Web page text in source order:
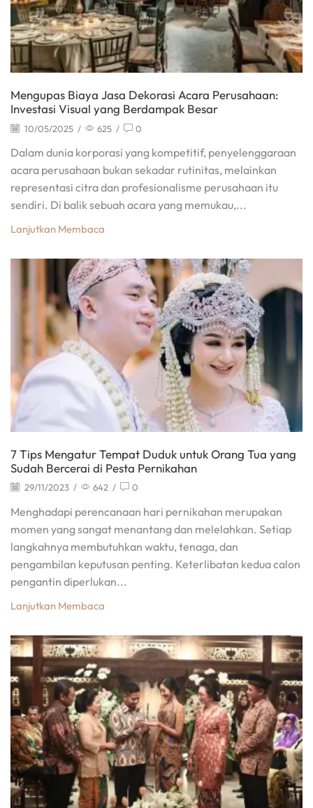
Mengupas Biaya Jasa Dekorasi Acara Perusahaan:
Investasi Visual yang Berdampak Besar
10/05/2025 / 625 / 0
Dalam dunia korporasi yang kompetitif, penyelenggaraan
acara perusahaan bukan sekadar rutinitas, melainkan
representasi citra dan profesionalisme perusahaan itu
sendiri. Di balik sebuah acara yang memukau,...
Lanjutkan Membaca
7 Tips Mengatur Tempat Duduk untuk Orang Tua yang
Sudah Bercerai di Pesta Pernikahan
29/11/2023 / 642 / 0
Menghadapi perencanaan hari pernikahan merupakan
momen yang sangat menantang dan melelahkan. Setiap
langkahnya membutuhkan waktu, tenaga, dan
pengambilan keputusan penting. Keterlibatan kedua calon
pengantin diperlukan...
Lanjutkan Membaca